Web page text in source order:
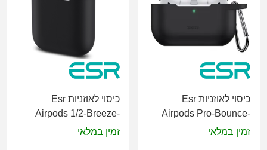
כיסוי לאוזניות Esr
Airpods Pro-Bounce-
Cover Black
זמין במלאי
כיסוי לאוזניות Esr
Airpods 1/2-Breeze-
Cover Black
זמין במלאי